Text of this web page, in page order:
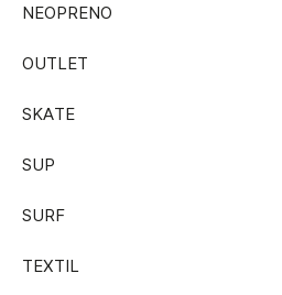
NEOPRENO
OUTLET
SKATE
SUP
SURF
TEXTIL